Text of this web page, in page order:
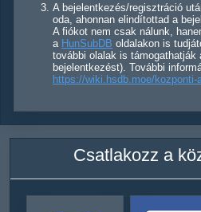
A bejelentkezés/regisztráció
oda, ahonnan elindítottad a
A fiókot nem csak nálunk,
a HunSubDB oldalakon is
további olalak is támogathatják
bejelentkezést). További
https://wiki.hsdb.moe/
Csatlakozz a